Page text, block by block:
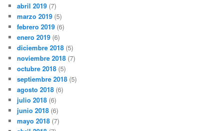
abril 2019 (7)
marzo 2019 (5)
febrero 2019 (6)
enero 2019 (6)
diciembre 2018 (5)
noviembre 2018 (7)
octubre 2018 (5)
septiembre 2018 (5)
agosto 2018 (6)
julio 2018 (6)
junio 2018 (6)
mayo 2018 (7)